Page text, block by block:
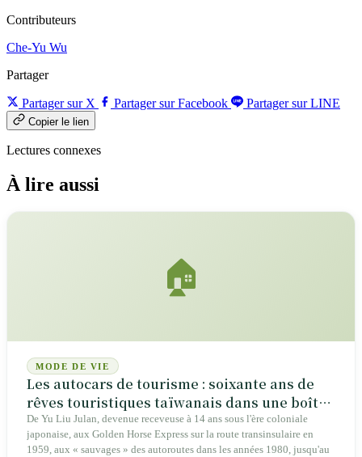
Contributeurs
Che-Yu Wu
Partager
Partager sur X Partager sur Facebook Partager sur LINE
Copier le lien
Lectures connexes
À lire aussi
🏠
MODE DE VIE
Les autocars de tourisme : soixante ans de
rêves touristiques taïwanais dans une boîte
en fer — pourquoi les accidents n'en finissent
pas
De Yu Liu Julan, devenue receveuse à 14 ans sous l'ère coloniale
japonaise, aux Golden Horse Express sur la route transinsulaire en
1959, aux « sauvages » des autoroutes dans les années 1980, jusqu'au